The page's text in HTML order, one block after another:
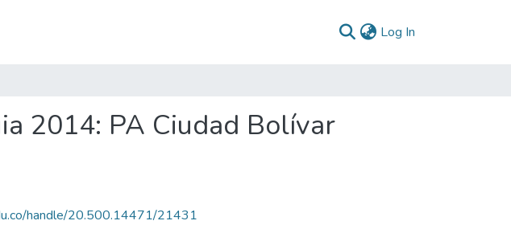
Log In
2014: PA Ciudad Bolívar
handle/20.500.14471/21431